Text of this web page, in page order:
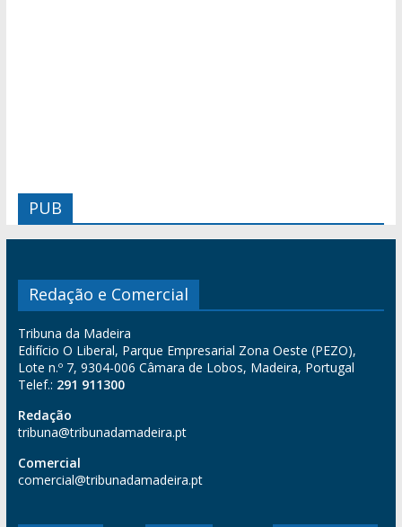
PUB
Redação e Comercial
Tribuna da Madeira
Edifício O Liberal, Parque Empresarial Zona Oeste (PEZO),
Lote n.º 7, 9304-006 Câmara de Lobos, Madeira, Portugal
Telef.: 291 911300
Redação
tribuna@tribunadamadeira.pt
Comercial
comercial@tribunadamadeira.pt